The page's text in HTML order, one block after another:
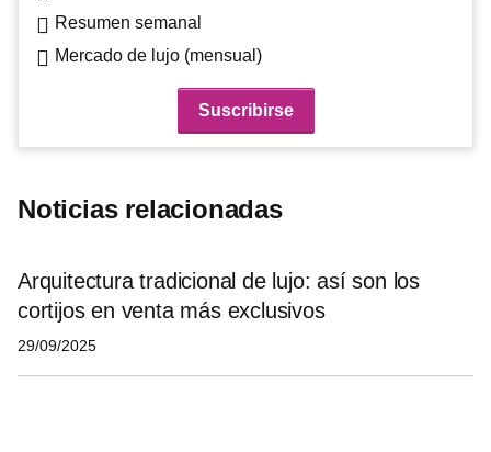
Resumen semanal
Mercado de lujo (mensual)
Noticias relacionadas
Arquitectura tradicional de lujo: así son los
cortijos en venta más exclusivos
29/09/2025